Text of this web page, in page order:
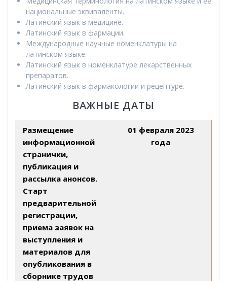
национальные эквиваленты.
Латинский язык в медицине.
Латинский язык в фармации.
Международные научные номенклатуры на
латинском языке.
Латинский язык в номенклатуре лекарственных
препаратов.
Латинский язык в фармакологии и рецептуре.
ВАЖНЫЕ ДАТЫ
Размещение
информационной
странички,
публикация и
рассылка анонсов.
Старт
предварительной
регистрации,
приема заявок на
выступления и
материалов для
опубликования в
сборнике трудов
01 февраля 2023
года